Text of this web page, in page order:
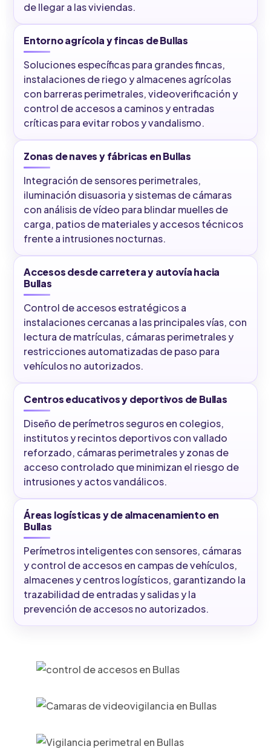
de llegar a las viviendas.
Entorno agrícola y fincas de Bullas
Soluciones específicas para grandes fincas,
instalaciones de riego y almacenes agrícolas
con barreras perimetrales, videoverificación y
control de accesos a caminos y entradas
críticas para evitar robos y vandalismo.
Zonas de naves y fábricas en Bullas
Integración de sensores perimetrales,
iluminación disuasoria y sistemas de cámaras
con análisis de vídeo para blindar muelles de
carga, patios de materiales y accesos técnicos
frente a intrusiones nocturnas.
Accesos desde carretera y autovía hacia
Bullas
Control de accesos estratégicos a
instalaciones cercanas a las principales vías, con
lectura de matrículas, cámaras perimetrales y
restricciones automatizadas de paso para
vehículos no autorizados.
Centros educativos y deportivos de Bullas
Diseño de perímetros seguros en colegios,
institutos y recintos deportivos con vallado
reforzado, cámaras perimetrales y zonas de
acceso controlado que minimizan el riesgo de
intrusiones y actos vandálicos.
Áreas logísticas y de almacenamiento en
Bullas
Perímetros inteligentes con sensores, cámaras
y control de accesos en campas de vehículos,
almacenes y centros logísticos, garantizando la
trazabilidad de entradas y salidas y la
prevención de accesos no autorizados.